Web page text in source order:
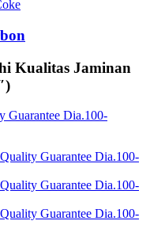
Kualitas Jaminan